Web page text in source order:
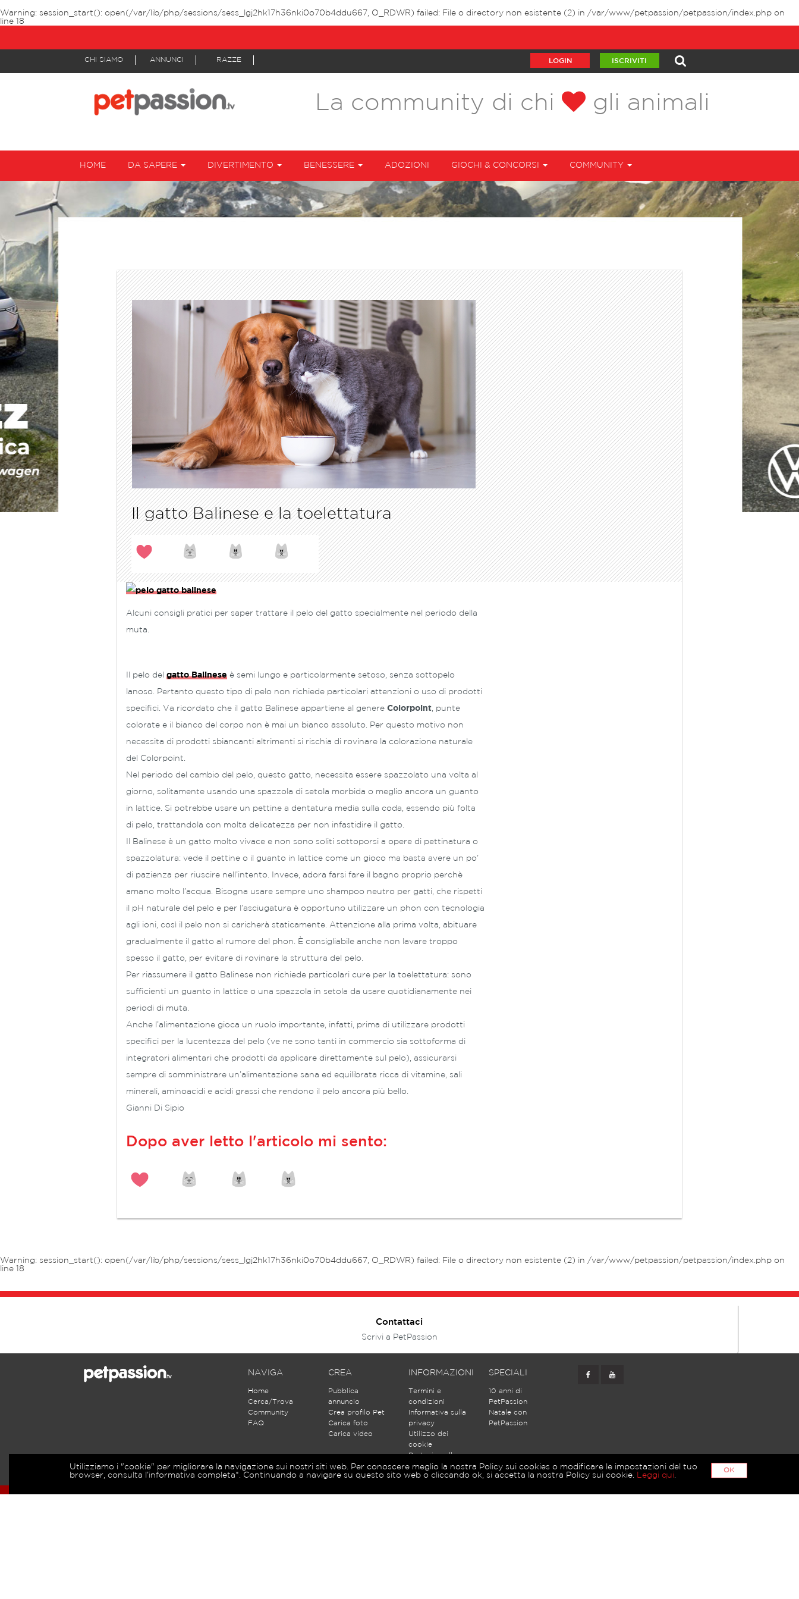
Warning: session_start(): open(/var/lib/php/sessions/sess_lgj2hk17h36nki0o70b4ddu667, O_RDWR) failed: File o directory non esistente (2) in /var/www/petpassion/petpassion/index.php on
line 18
CHI SIAMO ANNUNCI RAZZE LOGIN ISCRIVITI
La community di chi gli animali
HOME DA SAPERE DIVERTIMENTO BENESSERE ADOZIONI GIOCHI & CONCORSI COMMUNITY
Il gatto Balinese e la toelettatura
Alcuni consigli pratici per saper trattare il pelo del gatto specialmente nel periodo della
muta.
Il pelo del gatto Balinese è semi lungo e particolarmente setoso, senza sottopelo
lanoso. Pertanto questo tipo di pelo non richiede particolari attenzioni o uso di prodotti
specifici. Va ricordato che il gatto Balinese appartiene al genere Colorpoint , punte
colorate e il bianco del corpo non è mai un bianco assoluto. Per questo motivo non
necessita di prodotti sbiancanti altrimenti si rischia di rovinare la colorazione naturale
del Colorpoint.
Nel periodo del cambio del pelo, questo gatto, necessita essere spazzolato una volta al
giorno, solitamente usando una spazzola di setola morbida o meglio ancora un guanto
in lattice. Si potrebbe usare un pettine a dentatura media sulla coda, essendo più folta
di pelo, trattandola con molta delicatezza per non infastidire il gatto.
Il Balinese è un gatto molto vivace e non sono soliti sottoporsi a opere di pettinatura o
spazzolatura: vede il pettine o il guanto in lattice come un gioco ma basta avere un po’
di pazienza per riuscire nell’intento. Invece, adora farsi fare il bagno proprio perchè
amano molto l’acqua. Bisogna usare sempre uno shampoo neutro per gatti, che rispetti
il pH naturale del pelo e per l’asciugatura è opportuno utilizzare un phon con tecnologia
agli ioni, così il pelo non si caricherà staticamente. Attenzione alla prima volta, abituare
gradualmente il gatto al rumore del phon. È consigliabile anche non lavare troppo
spesso il gatto, per evitare di rovinare la struttura del pelo.
Per riassumere il gatto Balinese non richiede particolari cure per la toelettatura: sono
sufficienti un guanto in lattice o una spazzola in setola da usare quotidianamente nei
periodi di muta.
Anche l’alimentazione gioca un ruolo importante, infatti, prima di utilizzare prodotti
specifici per la lucentezza del pelo (ve ne sono tanti in commercio sia sottoforma di
integratori alimentari che prodotti da applicare direttamente sul pelo), assicurarsi
sempre di somministrare un’alimentazione sana ed equilibrata ricca di vitamine, sali
minerali, aminoacidi e acidi grassi che rendono il pelo ancora più bello.
Gianni Di Sipio
Dopo aver letto l'articolo mi sento:
Warning: session_start(): open(/var/lib/php/sessions/sess_lgj2hk17h36nki0o70b4ddu667, O_RDWR) failed: File o directory non esistente (2) in /var/www/petpassion/petpassion/index.php on
line 18
Contattaci
Scrivi a PetPassion
NAVIGA
Home
Cerca/Trova
Community
FAQ
CREA
Pubblica
annuncio
Crea profilo Pet
Carica foto
Carica video
INFORMAZIONI
Termini e
condizioni
Informativa sulla
privacy
Utilizzo dei
cookie
Partecipa alle
discussioni
Iscriviti
SPECIALI
10 anni di
PetPassion
Natale con
PetPassion
OK
Utilizziamo i "cookie" per migliorare la navigazione sui nostri siti web. Per conoscere meglio la nostra Policy sui cookies o modificare le impostazioni del tuo
browser, consulta l’informativa completa*. Continuando a navigare su questo sito web o cliccando ok, si accetta la nostra Policy sui cookie.
Leggi qui